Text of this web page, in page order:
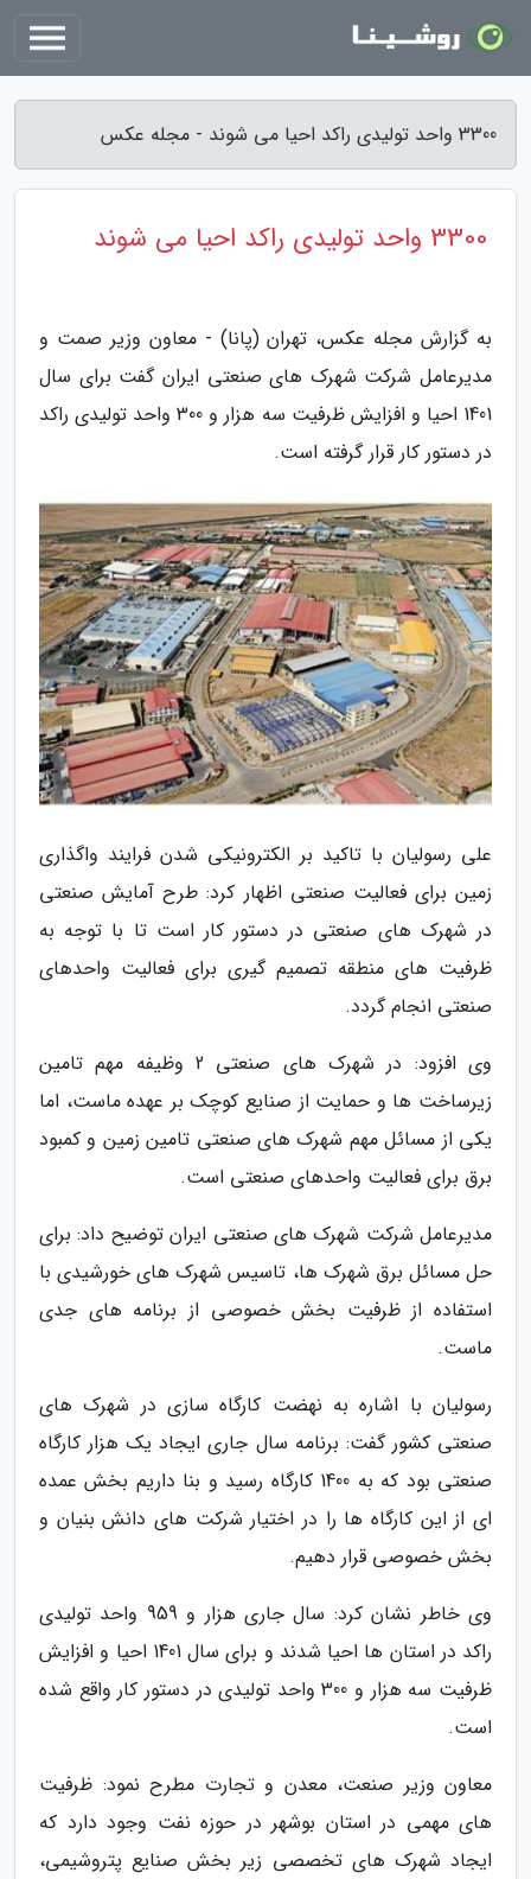
3300 واحد تولیدی راکد احیا می شوند - مجله عکس
3300 واحد تولیدی راکد احیا می شوند
به گزارش مجله عکس، تهران (پانا) - معاون وزیر صمت و
مدیرعامل شرکت شهرک های صنعتی ایران گفت برای سال
1401 احیا و افزایش ظرفیت سه هزار و 300 واحد تولیدی راکد
در دستور کار قرار گرفته است.
علی رسولیان با تاکید بر الکترونیکی شدن فرایند واگذاری
زمین برای فعالیت صنعتی اظهار کرد: طرح آمایش صنعتی
در شهرک های صنعتی در دستور کار است تا با توجه به
ظرفیت های منطقه تصمیم گیری برای فعالیت واحدهای
صنعتی انجام گردد.
وی افزود: در شهرک های صنعتی 2 وظیفه مهم تامین
زیرساخت ها و حمایت از صنایع کوچک بر عهده ماست، اما
یکی از مسائل مهم شهرک های صنعتی تامین زمین و کمبود
برق برای فعالیت واحدهای صنعتی است.
مدیرعامل شرکت شهرک های صنعتی ایران توضیح داد: برای
حل مسائل برق شهرک ها، تاسیس شهرک های خورشیدی با
استفاده از ظرفیت بخش خصوصی از برنامه های جدی
ماست.
رسولیان با اشاره به نهضت کارگاه سازی در شهرک های
صنعتی کشور گفت: برنامه سال جاری ایجاد یک هزار کارگاه
صنعتی بود که به 1400 کارگاه رسید و بنا داریم بخش عمده
ای از این کارگاه ها را در اختیار شرکت های دانش بنیان و
بخش خصوصی قرار دهیم.
وی خاطر نشان کرد: سال جاری هزار و 959 واحد تولیدی
راکد در استان ها احیا شدند و برای سال 1401 احیا و افزایش
ظرفیت سه هزار و 300 واحد تولیدی در دستور کار واقع شده
است.
معاون وزیر صنعت، معدن و تجارت مطرح نمود: ظرفیت
های مهمی در استان بوشهر در حوزه نفت وجود دارد که
ایجاد شهرک های تخصصی زیر بخش صنایع پتروشیمی،